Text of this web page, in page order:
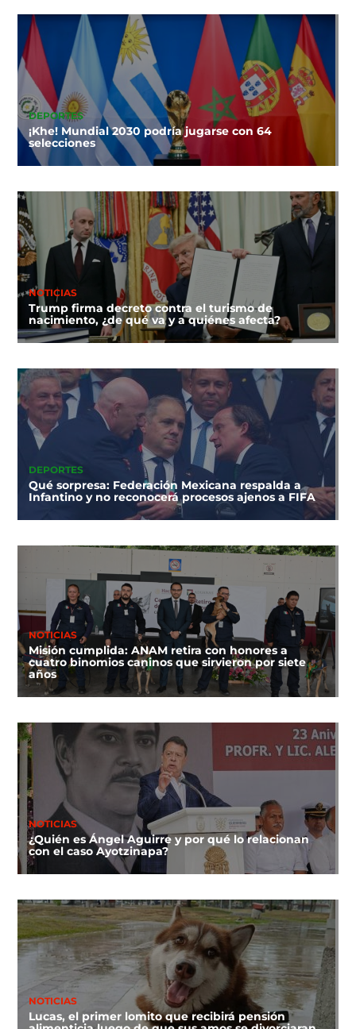
DEPORTES
¡Khe! Mundial 2030 podría jugarse con 64
selecciones
NOTICIAS
Trump firma decreto contra el turismo de
nacimiento, ¿de qué va y a quiénes afecta?
DEPORTES
Qué sorpresa: Federación Mexicana respalda a
Infantino y no reconocerá procesos ajenos a FIFA
NOTICIAS
Misión cumplida: ANAM retira con honores a
cuatro binomios caninos que sirvieron por siete
años
NOTICIAS
¿Quién es Ángel Aguirre y por qué lo relacionan
con el caso Ayotzinapa?
NOTICIAS
Lucas, el primer lomito que recibirá pensión